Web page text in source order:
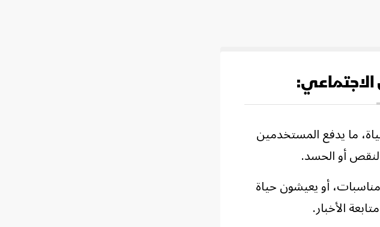
الاجتماعي:
ما يدفع المستخدمين
أو الحسد.
أو يعيشون حياة
الأخبار.